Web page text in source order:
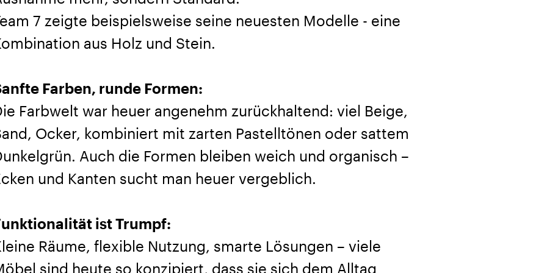
7 zeigte beispielsweise seine neuesten Modelle - eine
aus Holz und Stein.
Farben, runde Formen:
Farbwelt war heuer angenehm zurückhaltend: viel Beige,
Ocker, kombiniert mit zarten Pastelltönen oder sattem
Auch die Formen bleiben weich und organisch –
und Kanten sucht man heuer vergeblich.
ist Trumpf:
Räume, flexible Nutzung, smarte Lösungen – viele
sind heute so konzipiert, dass sie sich dem Alltag